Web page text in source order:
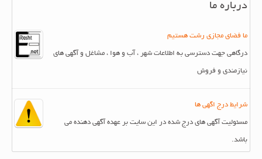
درباره ما
ما فضای مجازی رشت هستیم
درگاهی جهت دسترسی به اطلاعات شهر ، آب و هوا ، مشاغل و آگهی های
نیازمندی و فروش
شرایط درج اگهی ها
مسئولیت آگهی های درج شده در این سایت بر عهده آگهی دهنده می
باشد.